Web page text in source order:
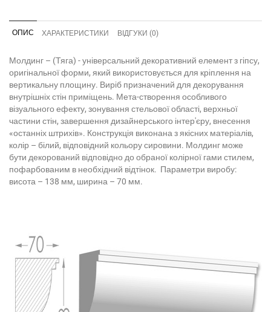
ОПИС ХАРАКТЕРИСТИКИ ВІДГУКИ (0)
Молдинг – (Тяга) - універсальний декоративний елемент з гіпсу,
оригінальної форми, який використовується для кріплення на
вертикальну площину. Виріб призначений для декорування
внутрішніх стін приміщень. Мета-створення особливого
візуального ефекту, зонування стельової області, верхньої
частини стін, завершення дизайнерського інтер'єру, внесення
«останніх штрихів». Конструкція виконана з якісних матеріалів,
колір – білий, відповідний кольору сировини. Молдинг може
бути декорований відповідно до обраної колірної гами стилем,
пофарбованим в необхідний відтінок. Параметри виробу:
висота – 138 мм, ширина – 70 мм.